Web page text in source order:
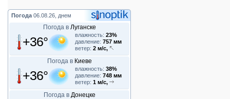
Погода 06.08.26, днем
Погода в Луганске
+36° влажность: 23%
давление: 757 мм
ветер: 2 м/с,
Погода в Киеве
+36° влажность: 38%
давление: 748 мм
ветер: 1 м/с,
Погода в Донецке